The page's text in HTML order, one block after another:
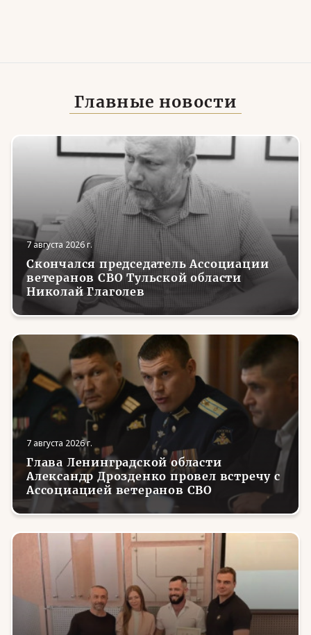
Главные новости
7 августа 2026 г.
Скончался председатель Ассоциации
ветеранов СВО Тульской области
Николай Глаголев
7 августа 2026 г.
Глава Ленинградской области
Александр Дрозденко провел встречу с
Ассоциацией ветеранов СВО